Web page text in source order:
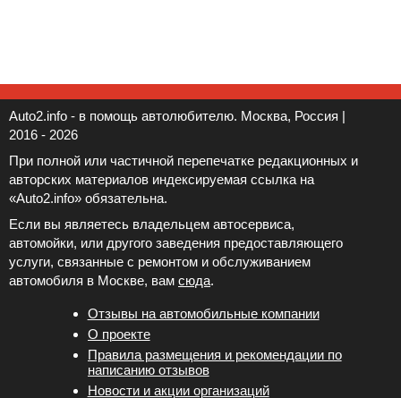
Auto2.info - в помощь автолюбителю. Москва, Россия |
2016 - 2026
При полной или частичной перепечатке редакционных и
авторских материалов индексируемая ссылка на
«Auto2.info» обязательна.
Если вы являетесь владельцем автосервиса,
автомойки, или другого заведения предоставляющего
услуги, связанные с ремонтом и обслуживанием
автомобиля в Москве, вам сюда.
Отзывы на автомобильные компании
Новости и акции организаций